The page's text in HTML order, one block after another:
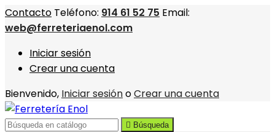
Contacto Teléfono: 914 61 52 75 Email:
web@ferreteriaenol.com
Iniciar sesión
Crear una cuenta
Bienvenido, Iniciar sesiónoCrear una cuenta
 Búsqueda